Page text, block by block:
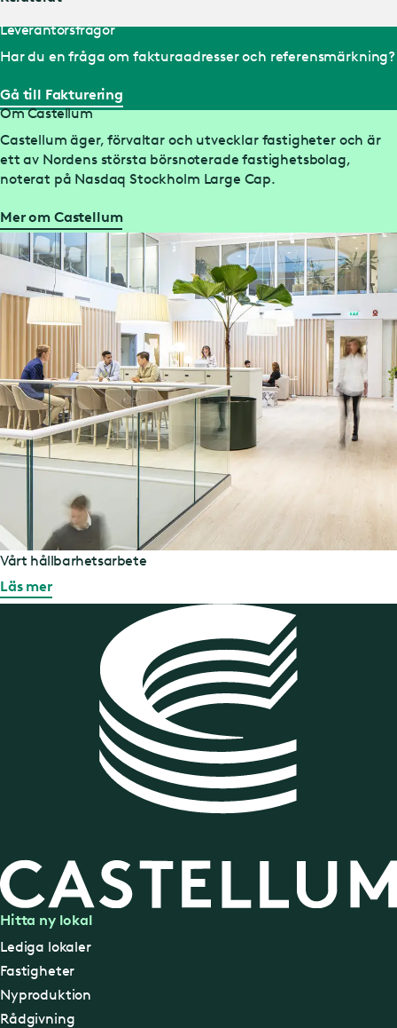
Leverantörs­frågor
Har du en fråga om fakturaadresser och referensmärkning?
Gå till Fakturering
Om Castellum
Castellum äger, förvaltar och utvecklar fastigheter och är
ett av Nordens största börsnoterade fastighetsbolag,
noterat på Nasdaq Stockholm Large Cap.
Mer om Castellum
Vårt hållbarhetsarbete
Läs mer
Hitta ny lokal
Lediga lokaler
Fastigheter
Nyproduktion
Rådgivning